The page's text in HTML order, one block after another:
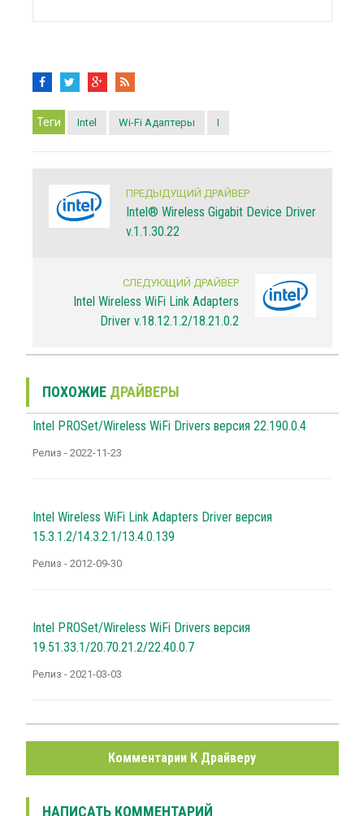
Теги Intel Wi-Fi Адаптеры I
ПРЕДЫДУЩИЙ ДРАЙВЕР
Intel® Wireless Gigabit Device Driver
v.1.1.30.22
СЛЕДУЮЩИЙ ДРАЙВЕР
Intel Wireless WiFi Link Adapters
Driver v.18.12.1.2/18.21.0.2
ПОХОЖИЕ ДРАЙВЕРЫ
Intel PROSet/Wireless WiFi Drivers версия 22.190.0.4
Релиз - 2022-11-23
Intel Wireless WiFi Link Adapters Driver версия
15.3.1.2/14.3.2.1/13.4.0.139
Релиз - 2012-09-30
Intel PROSet/Wireless WiFi Drivers версия
19.51.33.1/20.70.21.2/22.40.0.7
Релиз - 2021-03-03
Комментарии К Драйверу
НАПИСАТЬ КОММЕНТАРИЙ